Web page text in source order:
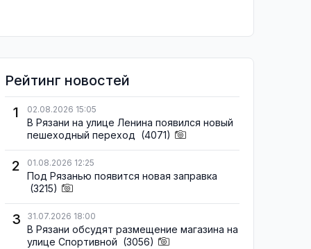
Рейтинг новостей
1
02.08.2026 15:05
В Рязани на улице Ленина появился новый
пешеходный переход (4071)
2 01.08.2026 12:25
Под Рязанью появится новая заправка
(3215)
3 31.07.2026 18:00
В Рязани обсудят размещение магазина на
улице Спортивной (3056)